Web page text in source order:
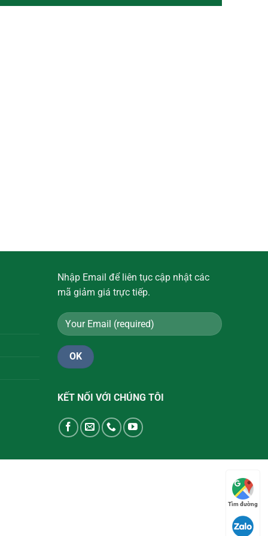
Nhập Email để liên tục cập nhật các
mã giảm giá trực tiếp.
KẾT NỐI VỚI CHÚNG TÔI
Tìm đường